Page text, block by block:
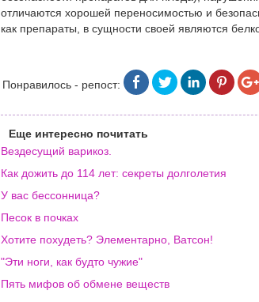
отличаются хорошей переносимостью и
как препараты, в сущности своей являются
Понравилось - репост:
Еще интересно почитать
Вездесущий варикоз.
Как дожить до 114 лет: секреты долголетия
У вас бессонница?
Песок в почках
Хотите похудеть? Элементарно, Ватсон!
"Эти ноги, как будто чужие"
Пять мифов об обмене веществ